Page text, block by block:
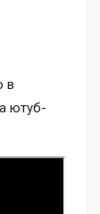
в
ютуб-